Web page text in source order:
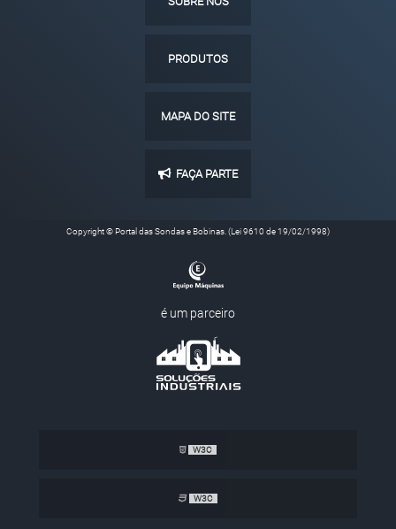
PRODUTOS
MAPA DO SITE
FAÇA PARTE
Copyright © Portal das Sondas e Bobinas. (Lei 9610 de 19/02/1998)
é um parceiro
W3C
W3C